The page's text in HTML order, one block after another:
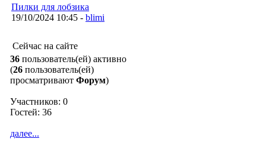
Пилки для лобзика
19/10/2024 10:45 - blimi
Сейчас на сайте
36 пользователь(ей) активно
(26 пользователь(ей)
просматривают Форум)
Участников: 0
Гостей: 36
далее...